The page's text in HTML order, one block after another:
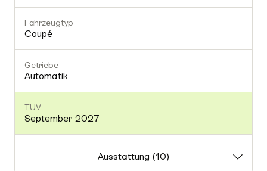
Fahrzeugtyp
Coupé
Getriebe
Automatik
TÜV
September 2027
Ausstattung (10)